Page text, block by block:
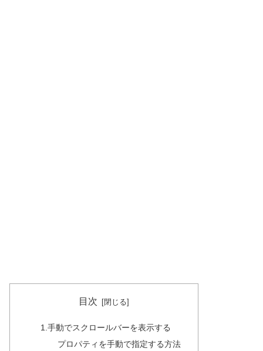
目次
1.手動でスクロールバーを表示する
プロパティを手動で指定する方法